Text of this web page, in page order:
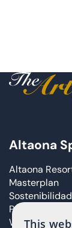
Altaona
Altaona
Masterplan
Sostenibilidad
Proyectos
WOWThis